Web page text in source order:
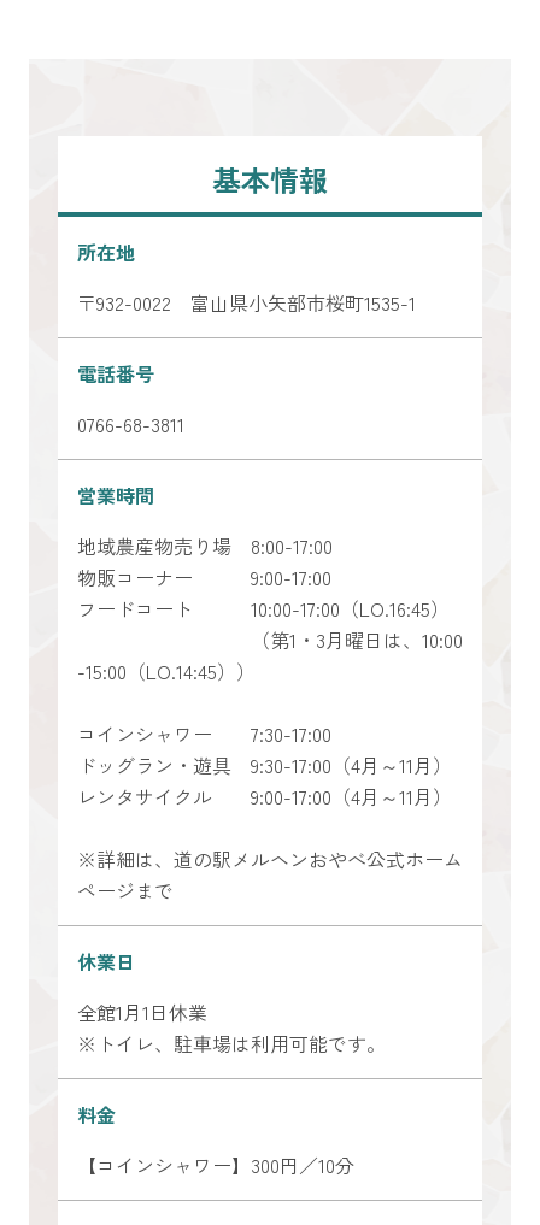
基本情報
所在地
〒932-0022 富山県小矢部市桜町1535-1
電話番号
0766-68-3811
営業時間
地域農産物売り場 8:00-17:00
物販コーナー 9:00-17:00
フードコート 10:00-17:00（LO.16:45）
（第1・3月曜日は、10:00
-15:00（LO.14:45））
コインシャワー 7:30-17:00
ドッグラン・遊具 9:30-17:00（4月～11月）
レンタサイクル 9:00-17:00（4月～11月）
※詳細は、道の駅メルヘンおやべ公式ホーム
ページまで
休業日
全館1月1日休業
※トイレ、駐車場は利用可能です。
料金
【コインシャワー】300円／10分